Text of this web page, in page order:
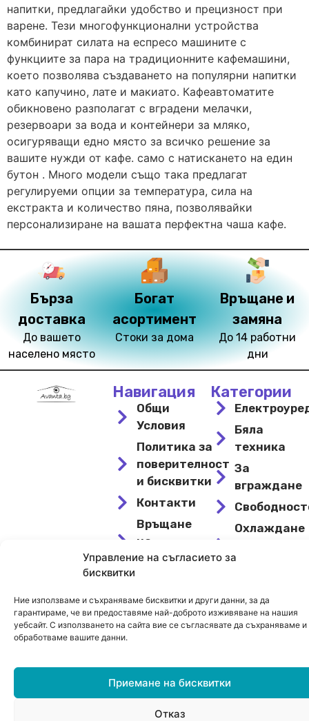
Управление на съгласието за
бисквитки
Ние използваме и съхраняваме бисквитки и други данни, за да
гарантираме, че ви предоставяме най-доброто изживяване на нашия
уебсайт. С използването на сайта вие се съгласявате да съхраняваме и
обработваме вашите данни.
Приемане на бисквитки
Отказ
напитки, предлагайки удобство и прецизност при
варене. Тези многофункционални устройства
комбинират силата на еспресо машините с
функциите за пара на традиционните кафемашини,
което позволява създаването на популярни напитки
като капучино, лате и макиато. Кафеавтоматите
обикновено разполагат с вградени мелачки,
резервоари за вода и контейнери за мляко,
осигуряващи едно място за всичко решение за
вашите нужди от кафе. само с натискането на един
бутон . Много модели също така предлагат
регулируеми опции за температура, сила на
екстракта и количество пяна, позволявайки
персонализиране на вашата перфектна чаша кафе.
Бърза
доставка
До вашето
населено място
Богат
асортимент
Стоки за дома
Връщане и
замяна
До 14 работни
дни
Навигация
Общи
Условия
Политика за
поверителност
и бисквитки
Контакти
Връщане
на
продукти
Категории
Бяла
техника
За
вграждане
Охлаждане
отопление
© 2024 Avanta – Сайт отKirov Invest Group